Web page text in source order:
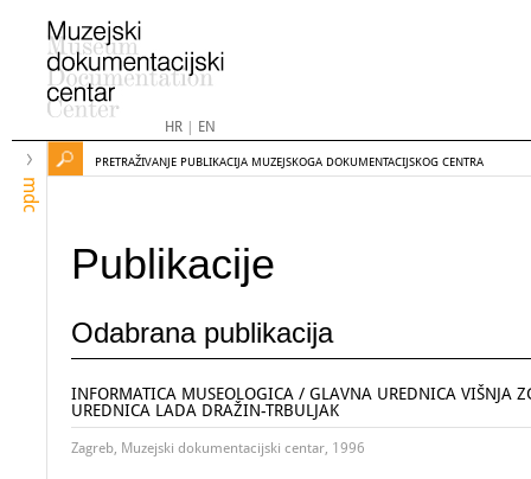
HR| EN
mdc
PRETRAŽIVANJE PUBLIKACIJA MUZEJSKOGA DOKUMENTACIJSKOG CENTRA
Publikacije
Odabrana publikacija
INFORMATICA MUSEOLOGICA / GLAVNA UREDNICA VIŠNJA
UREDNICA LADA DRAŽIN-TRBULJAK
Zagreb, Muzejski dokumentacijski centar, 1996